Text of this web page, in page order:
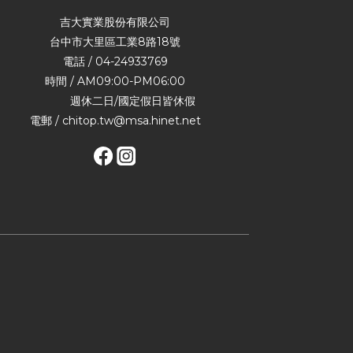
吉大實業股份有限公司
台中市大里區工業8路18號
電話 / 04-24933769
時間 / AM09:00-PM06:00
週休二日/國定假日皆休假
電郵 / chitop.tw@msa.hinet.net